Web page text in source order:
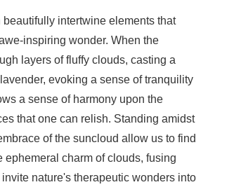
intertwine elements that
inspiring wonder. When the
layers of fluffy clouds, casting a
evoking a sense of tranquility
a sense of harmony upon the
that one can relish. Standing amidst
of the suncloud allow us to find
charm of clouds, fusing
nature's therapeutic wonders into